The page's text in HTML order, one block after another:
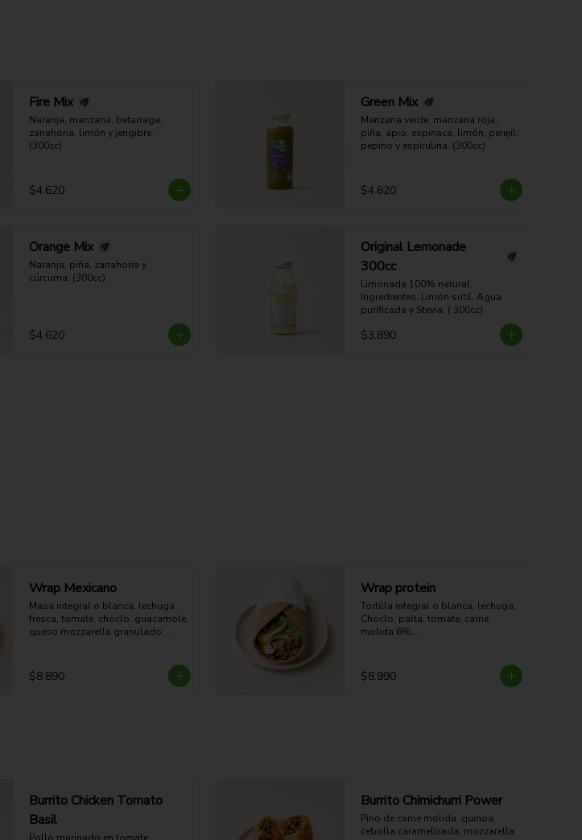
Fire Mix
Naranja, manzana, betarraga,
zanahoria, limón y jengibre.
(300cc)
$4.620
Green Mix
Manzana verde, manzana roja,
piña, apio, espinaca, limón, perejil,
pepino y espirulina. (300cc)
$4.620
Orange Mix
Naranja, piña, zanahoria y
cúrcuma. (300cc)
$4.620
Original Lemonade
300cc
Limonada 100% natural.
Ingredientes: Limón sutil, Agua
purificada y Stevia. ( 300cc)
$3.890
Wrap Mexicano
Masa integral o blanca, lechuga
fresca, tomate, choclo, guacamole,
queso mozzarella granulado,
$8.890
Wrap protein
Tortilla integral o blanca, lechuga,
Choclo, palta, tomate, carne
molida 6%,
$8.990
Burrito Chicken Tomato
Basil
Burrito Chimichurri Power
Pino de carne molida, quinoa,
cebolla caramelizada, mozzarella